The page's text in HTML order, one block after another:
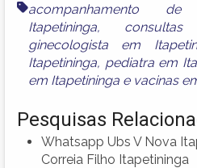
acompanhamento
Itapetininga,
ginecologista em
Itapetininga, pediatra em
em Itapetininga e vacinas
Pesquisas
Whatsapp Ubs V Nova
Correia Filho Itapetininga